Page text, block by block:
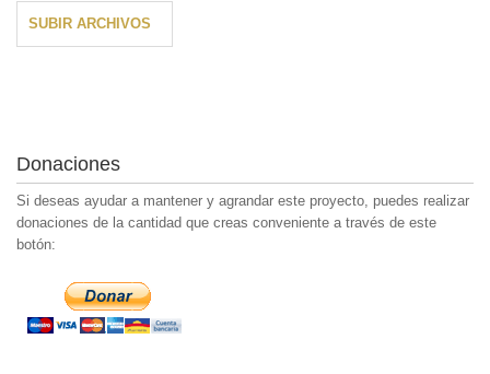
SUBIR ARCHIVOS
Donaciones
Si deseas ayudar a mantener y agrandar este proyecto, puedes realizar
donaciones de la cantidad que creas conveniente a través de este
botón: